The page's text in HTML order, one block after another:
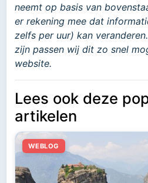
neemt op basis van
er rekening mee dat
zelfs per uur) kan
zijn passen wij dit zo snel
website.
Lees ook deze
artikelen